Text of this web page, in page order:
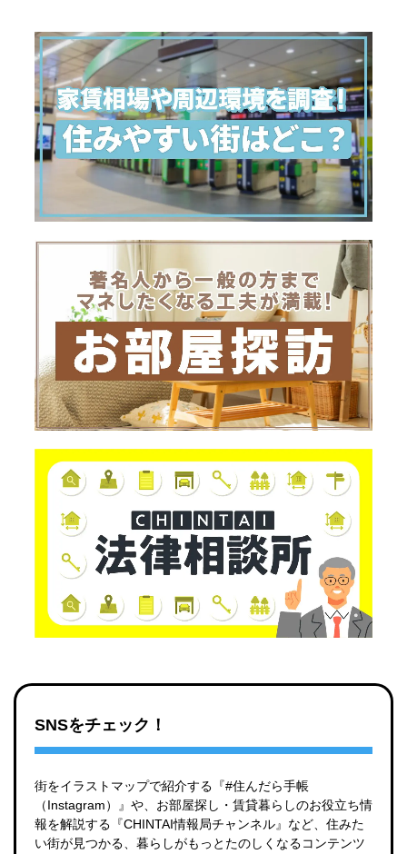
SNSをチェック！
街をイラストマップで紹介する『#住んだら手帳
（Instagram）』や、お部屋探し・賃貸暮らしのお役立ち情
報を解説する『CHINTAI情報局チャンネル』など、住みた
い街が見つかる、暮らしがもっとたのしくなるコンテンツ